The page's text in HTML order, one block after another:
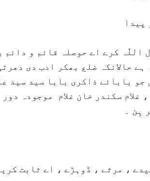
پیدا
حالانکہ ضلع بھکر ادب دی
بابائے ذاکری بابا سید سید
غلام سکندر خان غلام موجودہ
ہِن ۔
، مرثے ، ڈوہڑے ، اے ثابت